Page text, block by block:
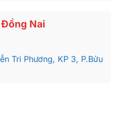
Nai
Tri Phương, KP 3, P.Bửu